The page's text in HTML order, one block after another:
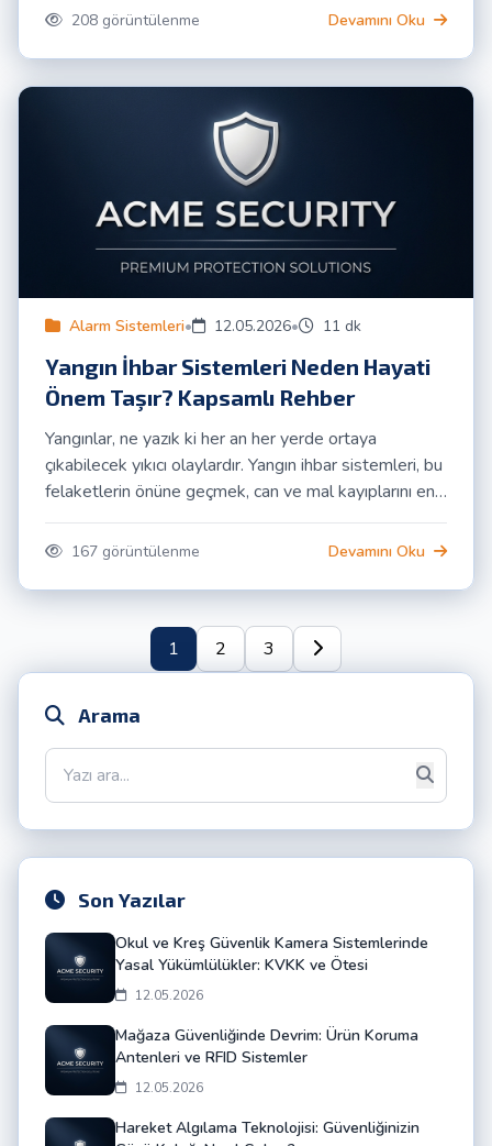
getirmektedir. Bu detaylı rehberde, kablosuz
uzmanlığıyla inceliyoruz.
208 görüntülenme Devamını Oku
Alarm Sistemleri• 12.05.2026• 11 dk
Yangın İhbar Sistemleri Neden Hayati
Önem Taşır? Kapsamlı Rehber
Yangınlar, ne yazık ki her an her yerde ortaya
çıkabilecek yıkıcı olaylardır. Yangın ihbar sistemleri, bu
felaketlerin önüne geçmek, can ve mal kayıplarını en
aza indirmek için tasarlanmış hayati öneme sahip
teknolojilerdir. Bu rehberde, yangın ihbar
çalıştıklarını ve doğru sistem seçiminin püf noktalarını
detaylıca inceleyeceğiz.
167 görüntülenme Devamını Oku
1 2 3
Arama
Son Yazılar
Okul ve Kreş Güvenlik Kamera Sistemlerinde
Yasal Yükümlülükler: KVKK ve Ötesi
12.05.2026
Mağaza Güvenliğinde Devrim: Ürün Koruma
Antenleri ve RFID Sistemler
12.05.2026
Hareket Algılama Teknolojisi: Güvenliğinizin